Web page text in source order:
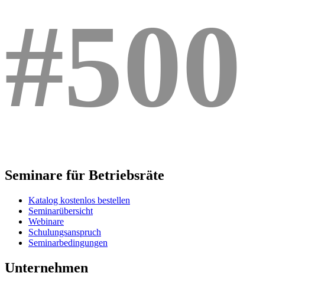
#500
Seminare für Betriebsräte
Katalog kostenlos bestellen
Seminarübersicht
Webinare
Schulungsanspruch
Seminarbedingungen
Unternehmen